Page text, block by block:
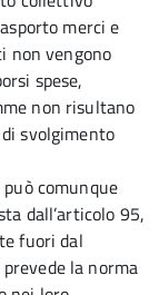
merci e
non vengono
spese,
non risultano
svolgimento
comunque
dall’articolo 95,
fuori dal
la norma